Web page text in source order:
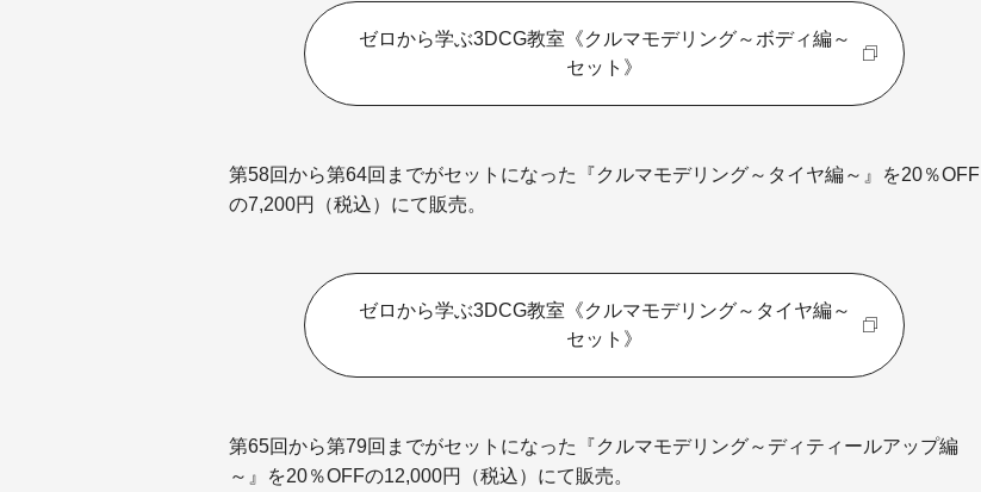
ゼロから学ぶ3DCG教室《クルマモデリング～ボディ編～
セット》
第58回から第64回までがセットになった『クルマモデリング～タイヤ編～』を20％OFF
の7,200円（税込）にて販売。
ゼロから学ぶ3DCG教室《クルマモデリング～タイヤ編～
セット》
第65回から第79回までがセットになった『クルマモデリング～ディティールアップ編
～』を20％OFFの12,000円（税込）にて販売。